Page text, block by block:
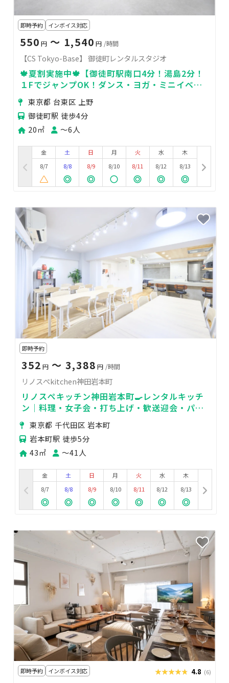
即時予約 インボイス対応
550 円 〜 1,540 円 /時間
【CS Tokyo-Base】 御徒町レンタルスタジオ
🍁夏割実施中🍁【御徒町駅南口4分！湯島2分！
１FでジャンプOK！ダンス・ヨガ・ミニイベン
ト、周辺イベント待機所に】📡WiFi有📺
東京都 台東区 上野
御徒町駅 徒歩4分
20㎡
〜6人
金
8/7
土
8/8
日
8/9
月
8/10
火
8/11
水
8/12
木
8/13
即時予約
352 円〜 3,388 円 /時間
リノスぺkitchen神田岩本町
リノスぺキッチン神田岩本町🍳レンタルキッチ
ン｜料理・女子会・打ち上げ・歓送迎会・パー
ティー・商品撮影物撮り
東京都 千代田区 岩本町
岩本町駅 徒歩5分
43㎡
〜41人
金
8/7
土
8/8
日
8/9
月
8/10
火
8/11
水
8/12
木
8/13
即時予約 インボイス対応 ★★★★★
★★★★★ 4.8 (6)